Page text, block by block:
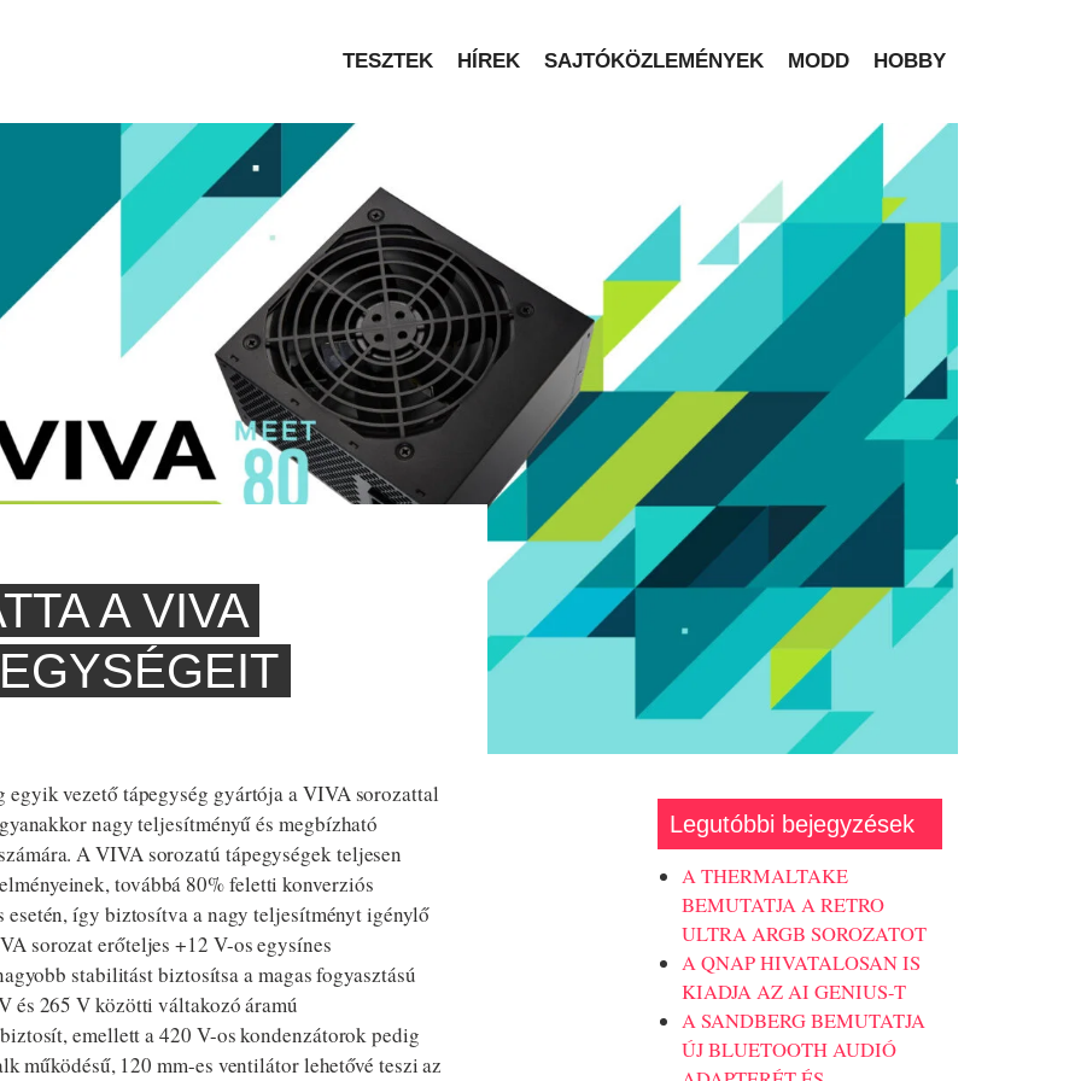
TESZTEK HÍREK SAJTÓKÖZLEMÉNYEK MODD HOBBY
A VIVA
vezető tápegység gyártója a VIVA sorozattal
nagy teljesítményű és megbízható
A VIVA sorozatú tápegységek teljesen
továbbá 80% feletti konverziós
így biztosítva a nagy teljesítményt igénylő
sorozat erőteljes +12 V-os egysínes
stabilitást biztosítsa a magas fogyasztású
és 265 V közötti váltakozó áramú
emellett a 420 V-os kondenzátorok pedig
működésű, 120 mm-es ventilátor lehetővé teszi az
Legutóbbi bejegyzések
A THERMALTAKE
BEMUTATJA A RETRO
ULTRA ARGB SOROZATOT
A QNAP HIVATALOSAN IS
KIADJA AZ AI GENIUS-T
A SANDBERG BEMUTATJA
ÚJ BLUETOOTH AUDIÓ